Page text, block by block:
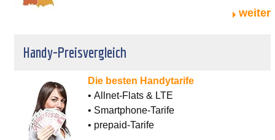
weiter
Handy-Preisvergleich
Die besten Handytarife
• Allnet-Flats & LTE
• Smartphone-Tarife
• prepaid-Tarife